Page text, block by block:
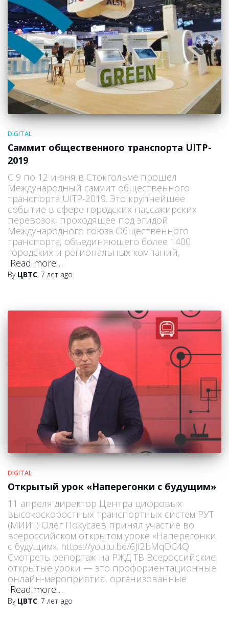
DIGITAL
Саммит общественного транспорта UITP-
2019
C 9 по 12 июня в Стокгольме прошел
Международный саммит общественного
транспорта UITP-2019. Это крупнейшее
событие в сфере городских пассажирских
перевозок, проходящее под эгидой
Международного союза Общественного
транспорта, объединяющего более 1400
городских и региональных компаний,
Read more…
By ЦВТС, 7 лет ago
DIGITAL
Открытый урок «Наперегонки с будущим»
11 апреля директор Центра цифровых
высокоскоростных транспортных систем РУТ
(МИИТ) Олег Покусаев принял участие во
всероссийском открытом уроке «Наперегонки
с будущим». https://youtu.be/6JI2bMqDC4Q
Смотреть репортаж на РЖД ТВ Всероссийские
открытые уроки — это профориентационные
онлайн-мероприятия, организованные
Read more…
By ЦВТС, 7 лет ago